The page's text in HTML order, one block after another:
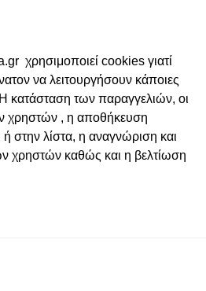
χρησιμοποιεί cookies γιατί
να λειτουργήσουν κάποιες
κατάσταση των παραγγελιών, οι
χρηστών , η αποθήκευση
ή στην λίστα, η αναγνώριση και
χρηστών καθώς και η βελτίωση